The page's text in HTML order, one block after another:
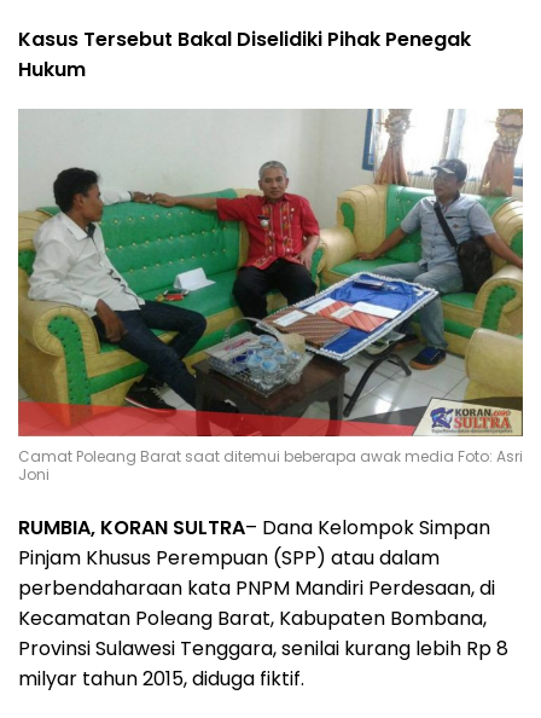
Kasus Tersebut Bakal Diselidiki Pihak Penegak
Hukum
Camat Poleang Barat saat ditemui beberapa awak media Foto: Asri
Joni
RUMBIA, KORAN SULTRA– Dana Kelompok Simpan
Pinjam Khusus Perempuan (SPP) atau dalam
perbendaharaan kata PNPM Mandiri Perdesaan, di
Kecamatan Poleang Barat, Kabupaten Bombana,
Provinsi Sulawesi Tenggara, senilai kurang lebih Rp 8
milyar tahun 2015, diduga fiktif.